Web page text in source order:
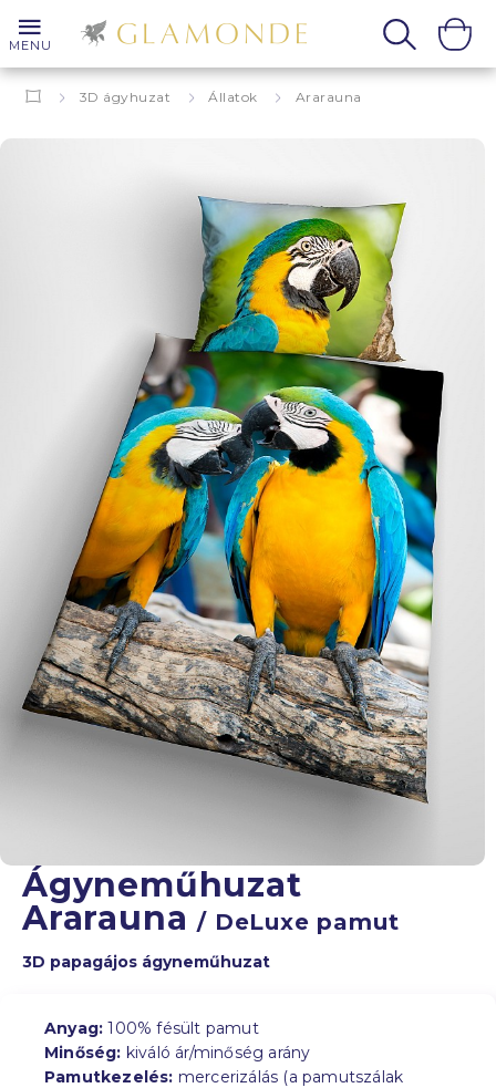
MENU
3D ágyhuzat Állatok Ararauna
Ágyneműhuzat
Ararauna/ DeLuxe pamut
3D papagájos ágyneműhuzat
Anyag: 100% fésült pamut
Minőség: kiváló ár/minőség arány
Pamutkezelés: mercerizálás (a pamutszálak